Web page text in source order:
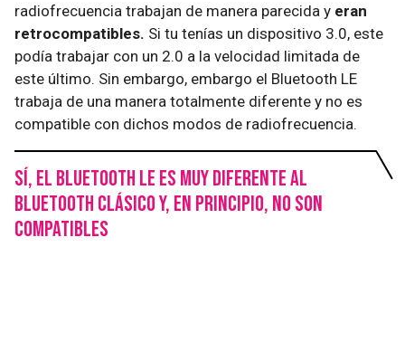
radiofrecuencia trabajan de manera parecida y eran
retrocompatibles. Si tu tenías un dispositivo 3.0, este
podía trabajar con un 2.0 a la velocidad limitada de
este último. Sin embargo, embargo el Bluetooth LE
trabaja de una manera totalmente diferente y no es
compatible con dichos modos de radiofrecuencia.
Sí, el Bluetooth LE es muy diferente al
Bluetooth Clásico y, en principio, no son
compatibles